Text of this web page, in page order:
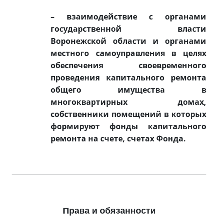
– взаимодействие с органами
государственной власти
Воронежской области и органами
местного самоуправления в целях
обеспечения своевременного
проведения капитального ремонта
общего имущества в
многоквартирных домах,
собственники помещений в которых
формируют фонды капитального
ремонта на счете, счетах Фонда.
Права и обязанности